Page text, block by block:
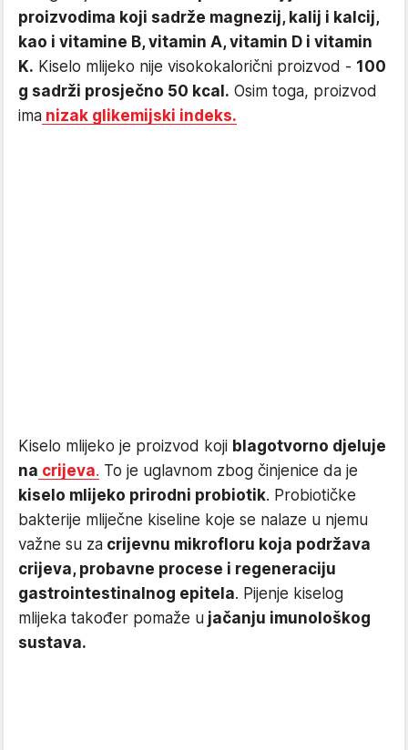
proizvodima koji sadrže magnezij, kalij i kalcij,
kao i vitamine B, vitamin A, vitamin D i vitamin
K. Kiselo mlijeko nije visokokalorični proizvod - 100
g sadrži prosječno 50 kcal. Osim toga, proizvod
ima nizak glikemijski indeks.
Kiselo mlijeko je proizvod koji blagotvorno djeluje
na crijeva. To je uglavnom zbog činjenice da je
kiselo mlijeko prirodni probiotik. Probiotičke
bakterije mliječne kiseline koje se nalaze u njemu
važne su za crijevnu mikrofloru koja podržava
crijeva, probavne procese i regeneraciju
gastrointestinalnog epitela. Pijenje kiselog
mlijeka također pomaže u jačanju imunološkog
sustava.